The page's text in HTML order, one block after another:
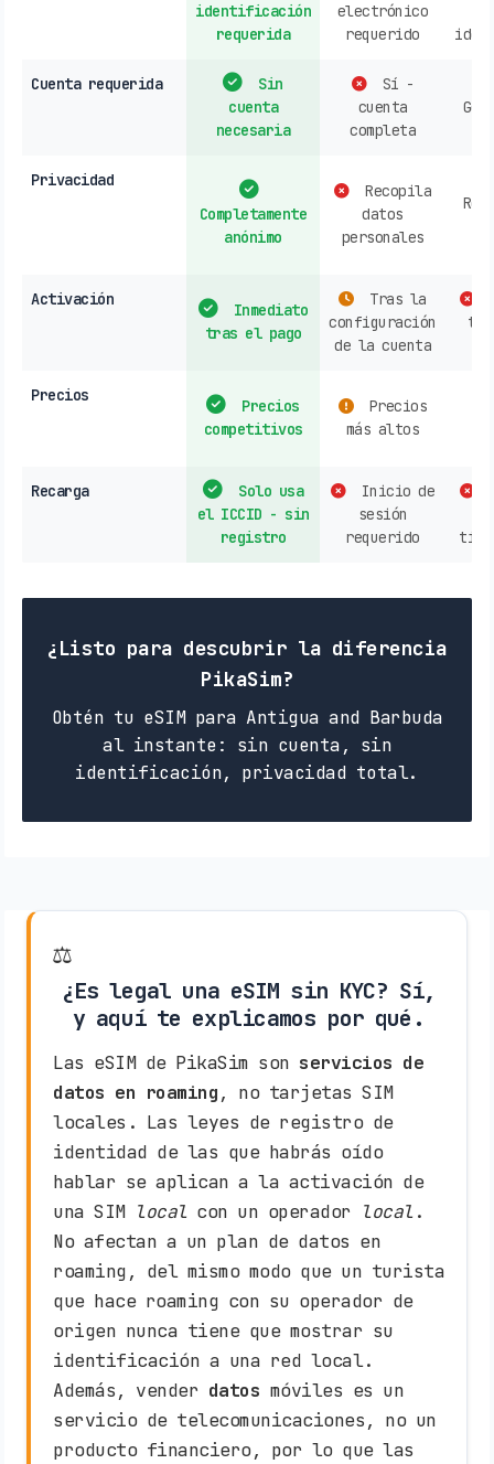
identificación
requerida
electrónico
requerido
Cuenta requerida
Sin
cuenta
necesaria
Sí -
cuenta
completa
Privacidad
Completamente
anónimo
Recopila
datos
personales
Activación
Inmediato
tras el pago
Tras la
configuración
de la cuenta
Precios
Precios
competitivos
Precios
más altos
Recarga
Solo usa
el ICCID - sin
registro
Inicio de
sesión
requerido
¿Listo para descubrir la diferencia
PikaSim?
Obtén tu eSIM para Antigua and Barbuda
al instante: sin cuenta, sin
identificación, privacidad total.
⚖️
¿Es legal una eSIM sin KYC? Sí,
y aquí te explicamos por qué.
Las eSIM de PikaSim son servicios de
datos en roaming, no tarjetas SIM
locales. Las leyes de registro de
identidad de las que habrás oído
hablar se aplican a la activación de
una SIM local con un operador local .
No afectan a un plan de datos en
roaming, del mismo modo que un turista
que hace roaming con su operador de
origen nunca tiene que mostrar su
identificación a una red local.
Además, vender datos móviles es un
servicio de telecomunicaciones, no un
producto financiero, por lo que las